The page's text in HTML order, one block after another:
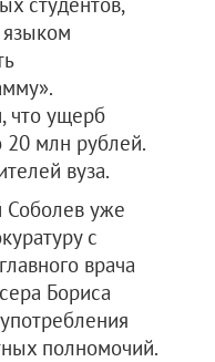
что ущерб
20 млн рублей.
вуза.
Соболев уже
с
врача
Бориса
полномочий.